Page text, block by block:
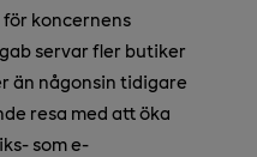
koncernens
servar fler butiker
än någonsin tidigare
resa med att öka
som e-